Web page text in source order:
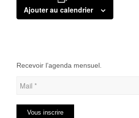
Ajouter au calendrier
Recevoir l’agenda mensuel.